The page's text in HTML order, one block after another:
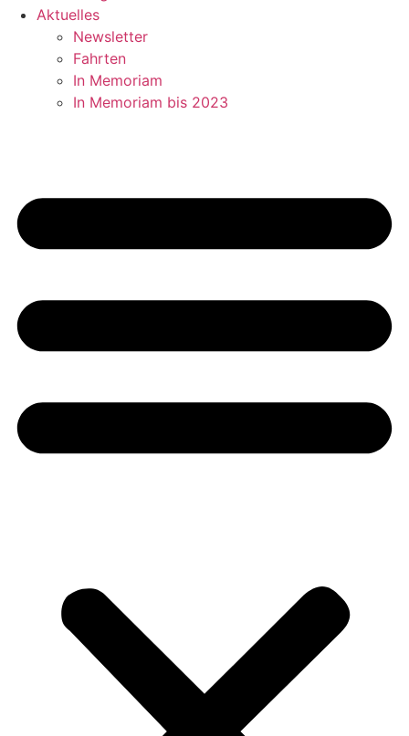
Aktuelles
Newsletter
Fahrten
In Memoriam
In Memoriam bis 2023